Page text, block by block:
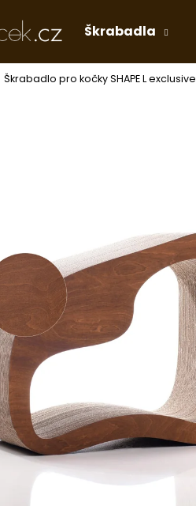
Škrabadla
Škrabadlo pro kočky SHAPE L exclusive